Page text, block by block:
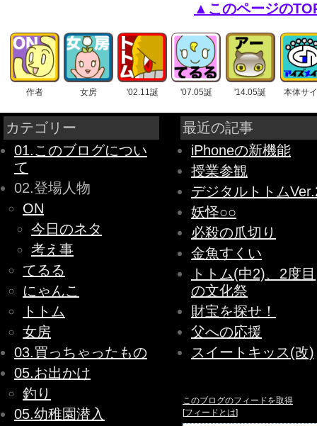
▲このページの
作者 女房 '02.11誕 '07.05誕 '14.05誕 本体サ
カテゴリー
01.このブログについ
て
02.登場人物
ON
今日のネタ
考え事
てるる
にゃんこ
トトム
女房
03.買っちゃったもの
05.お出かけ
釣り
05.幼稚園潜入
最近の記事
iPhoneの新機能
授業参観
デジタルトトム
妖怪○○
必殺の爪切り
金魚すくい
トトム(中2)、2度目
の文化祭
財宝を探せ！
父への応援
スイートキッス(改)
このブログのフィードを取得
[フィードとは]